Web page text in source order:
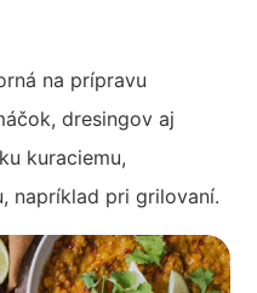
na prípravu
dresingov aj
kuraciemu,
napríklad pri grilovaní.